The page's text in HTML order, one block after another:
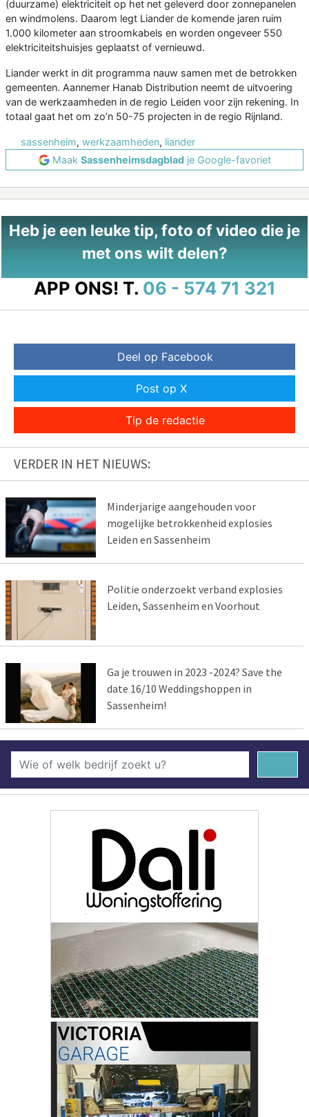
(duurzame) elektriciteit op het net geleverd door zonnepanelen
en windmolens. Daarom legt Liander de komende jaren ruim
1.000 kilometer aan stroomkabels en worden ongeveer 550
elektriciteitshuisjes geplaatst of vernieuwd.
Liander werkt in dit programma nauw samen met de betrokken
gemeenten. Aannemer Hanab Distribution neemt de uitvoering
van de werkzaamheden in de regio Leiden voor zijn rekening. In
totaal gaat het om zo’n 50-75 projecten in de regio Rijnland.
sassenheim, werkzaamheden, liander
Maak Sassenheimsdagbladje Google-favoriet
Heb je een leuke tip, foto of video die je
met ons wilt delen?
APP ONS! T. 06 - 574 71 321
Deel op Facebook
Post op X
Tip de redactie
VERDER IN HET NIEUWS:
Minderjarige aangehouden voor
mogelijke betrokkenheid explosies
Leiden en Sassenheim
Politie onderzoekt verband explosies
Leiden, Sassenheim en Voorhout
Ga je trouwen in 2023 -2024? Save the
date 16/10 Weddingshoppen in
Sassenheim!